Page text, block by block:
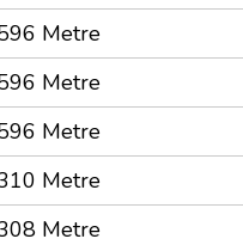
Metre
Metre
Metre
Metre
Metre